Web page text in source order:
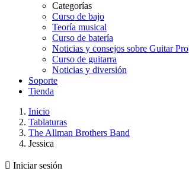
Categorías
Curso de bajo
Teoría musical
Curso de batería
Noticias y consejos sobre Guitar Pro
Curso de guitarra
Noticias y diversión
Soporte
Tienda
Inicio
Tablaturas
The Allman Brothers Band
Jessica
 Iniciar sesión